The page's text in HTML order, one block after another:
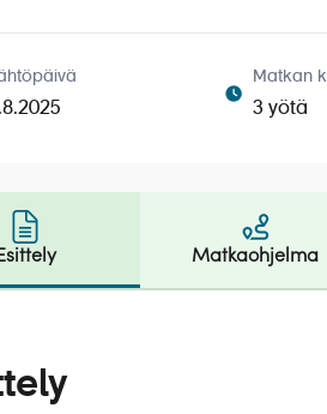
Matkan
3 yötä
Matkaohjelma